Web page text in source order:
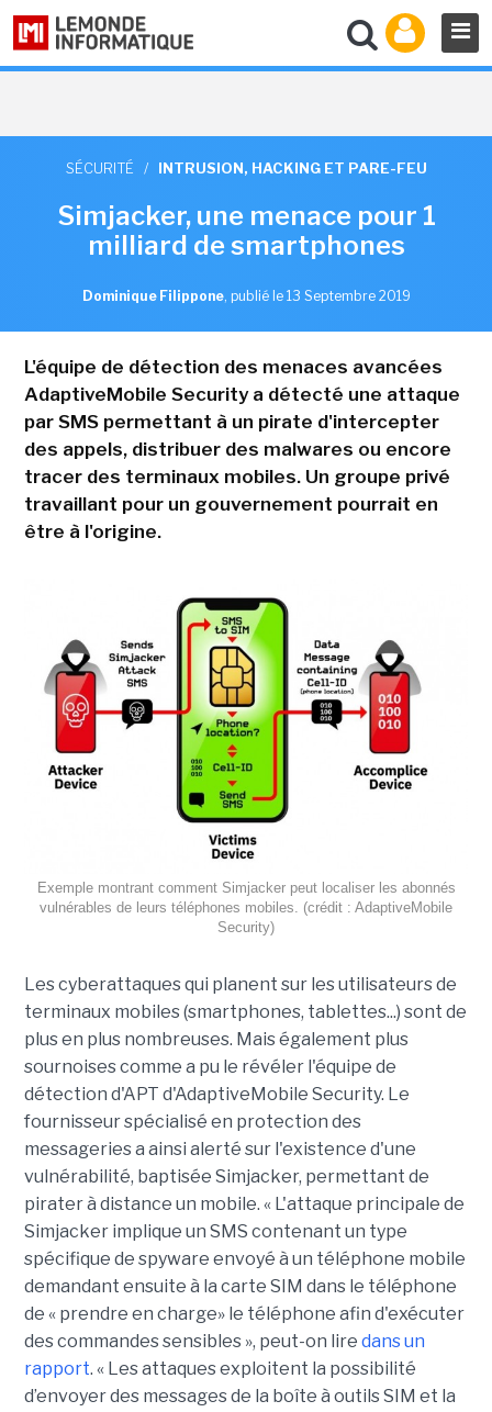
SÉCURITÉ / INTRUSION, HACKING ET PARE-FEU
Simjacker, une menace pour 1
milliard de smartphones
Dominique Filippone, publié le 13 Septembre 2019
L'équipe de détection des menaces avancées
AdaptiveMobile Security a détecté une attaque
par SMS permettant à un pirate d'intercepter
des appels, distribuer des malwares ou encore
tracer des terminaux mobiles. Un groupe privé
travaillant pour un gouvernement pourrait en
être à l'origine.
Exemple montrant comment Simjacker peut localiser les abonnés
vulnérables de leurs téléphones mobiles. (crédit : AdaptiveMobile
Security)
Les cyberattaques qui planent sur les utilisateurs de
terminaux mobiles (smartphones, tablettes...) sont de
plus en plus nombreuses. Mais également plus
sournoises comme a pu le révéler l'équipe de
détection d'APT d'AdaptiveMobile Security. Le
fournisseur spécialisé en protection des
messageries a ainsi alerté sur l'existence d'une
vulnérabilité, baptisée Simjacker, permettant de
pirater à distance un mobile. « L'attaque principale de
Simjacker implique un SMS contenant un type
spécifique de spyware envoyé à un téléphone mobile
demandant ensuite à la carte SIM dans le téléphone
de « prendre en charge» le téléphone afin d'exécuter
des commandes sensibles », peut-on lire dans un
rapport. « Les attaques exploitent la possibilité
d’envoyer des messages de la boîte à outils SIM et la